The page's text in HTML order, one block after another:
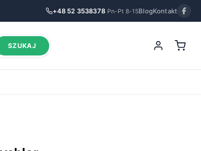
+48 52 3538378 Pn-Pt 8-15BlogKontakt
SZUKAJ